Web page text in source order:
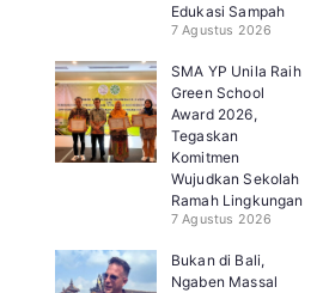
Edukasi Sampah
7 Agustus 2026
SMA YP Unila Raih
Green School
Award 2026,
Tegaskan
Komitmen
Wujudkan Sekolah
Ramah Lingkungan
7 Agustus 2026
Bukan di Bali,
Ngaben Massal